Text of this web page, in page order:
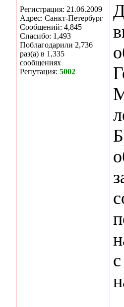
Регистрация: 21.06.2009
Адрес: Санкт-Петербург
Сообщений: 4,845
Спасибо: 1,493
Поблагодарили 2,736
раз(а) в 1,335
сообщениях
Репутация: 5002